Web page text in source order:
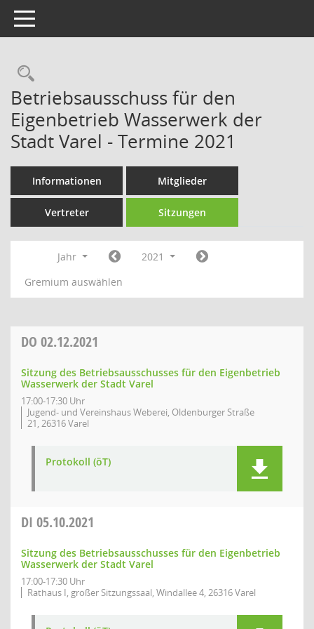
Toggle navigation
Rechercheauswahl
Betriebsausschuss für den
Eigenbetrieb Wasserwerk der
Stadt Varel - Termine 2021
Informationen Mitglieder
Vertreter Sitzungen
Jahr
2021
Gremium auswählen
DO 02.12.2021
Sitzung des Betriebsausschusses für den Eigenbetrieb
Wasserwerk der Stadt Varel
17:00-17:30 Uhr
Jugend- und Vereinshaus Weberei, Oldenburger Straße
21, 26316 Varel
Protokoll (öT)
DI 05.10.2021
Sitzung des Betriebsausschusses für den Eigenbetrieb
Wasserwerk der Stadt Varel
17:00-17:30 Uhr
Rathaus I, großer Sitzungssaal, Windallee 4, 26316 Varel